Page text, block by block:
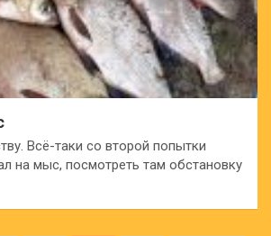
Всё-таки со второй попытки
на мыс, посмотреть там обстановку